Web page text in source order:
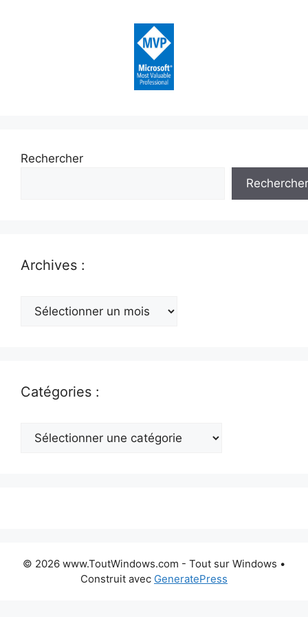
Rechercher
Rechercher
Archives :
Archives
Catégories :
Catégories
© 2026 www.ToutWindows.com - Tout sur Windows •
Construit avec GeneratePress